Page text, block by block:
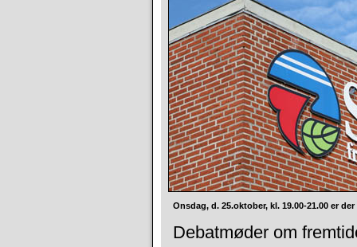
Onsdag, d. 25.oktober, kl. 19.00-21.00 er
Debatmøder om